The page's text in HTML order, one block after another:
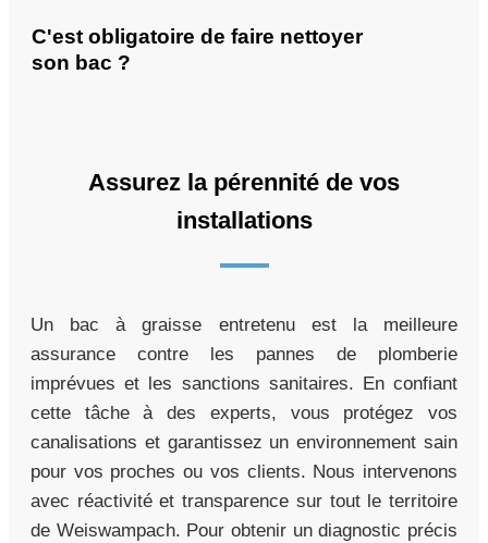
C'est obligatoire de faire nettoyer
son bac ?
Assurez la pérennité de vos
installations
Un bac à graisse entretenu est la meilleure
assurance contre les pannes de plomberie
imprévues et les sanctions sanitaires. En confiant
cette tâche à des experts, vous protégez vos
canalisations et garantissez un environnement sain
pour vos proches ou vos clients. Nous intervenons
avec réactivité et transparence sur tout le territoire
de Weiswampach. Pour obtenir un diagnostic précis